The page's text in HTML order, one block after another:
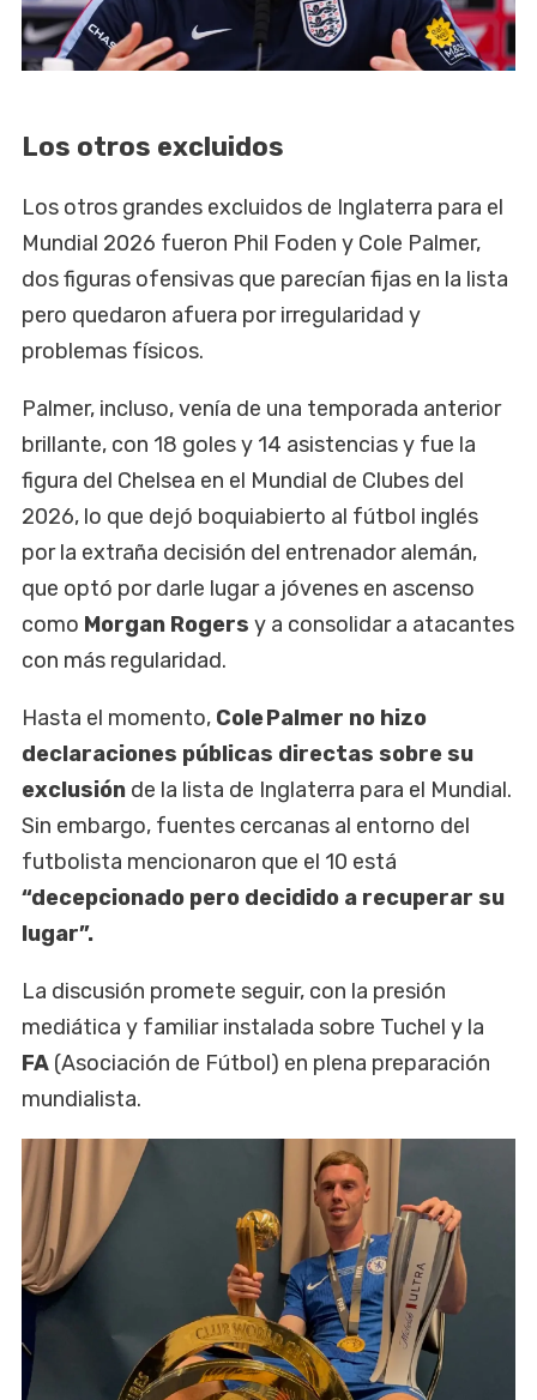
Los otros excluidos
Los otros grandes excluidos de Inglaterra para el
Mundial 2026 fueron Phil Foden y Cole Palmer,
dos figuras ofensivas que parecían fijas en la lista
pero quedaron afuera por irregularidad y
problemas físicos.
Palmer, incluso, venía de una temporada anterior
brillante, con 18 goles y 14 asistencias y fue la
figura del Chelsea en el Mundial de Clubes del
2026, lo que dejó boquiabierto al fútbol inglés
por la extraña decisión del entrenador alemán,
que optó por darle lugar a jóvenes en ascenso
como Morgan Rogers y a consolidar a atacantes
con más regularidad.
Hasta el momento, Cole Palmer no hizo
declaraciones públicas directas sobre su
exclusión de la lista de Inglaterra para el Mundial.
Sin embargo, fuentes cercanas al entorno del
futbolista mencionaron que el 10 está
“decepcionado pero decidido a recuperar su
lugar”.
La discusión promete seguir, con la presión
mediática y familiar instalada sobre Tuchel y la
FA (Asociación de Fútbol) en plena preparación
mundialista.